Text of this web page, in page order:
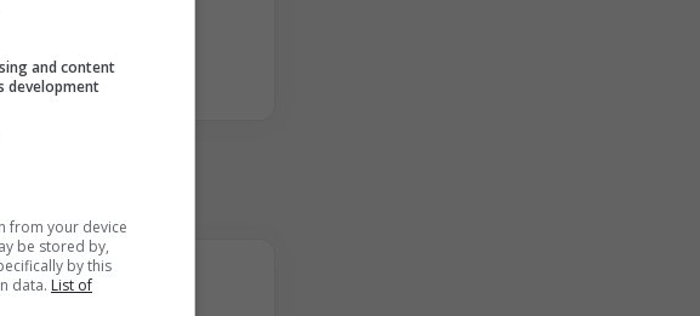
с
and content
development
from your device
be stored by,
by this
data. List of